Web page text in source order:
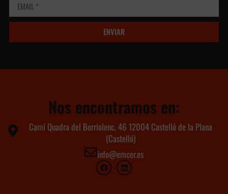
ENVIAR
Nos encontramos en:
Camí Quadra del Borriolenc, 46 12004 Castelló de la Plana
(Castelló)
info@emcer.es